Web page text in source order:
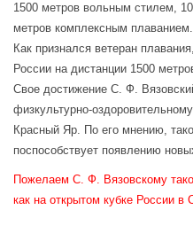
1500 метров вольным стилем,
метров комплексным плаванием.
Как признался ветеран
России на дистанции 1500
Свое достижение С. Ф.
физкультурно-
Красный Яр. По его мнению,
поспособствует появлению
Пожелаем С. Ф. Вязовскому
как на открытом кубке России в